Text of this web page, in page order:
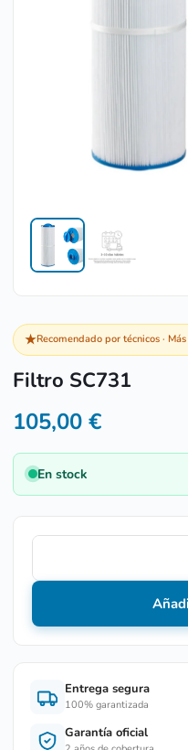
★Recomendado por técnicos ·
Filtro SC731
105,00 €
En stock
Entrega segura
100% garantizada
Garantía oficial